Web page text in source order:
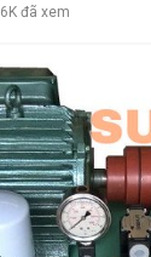
đã xem